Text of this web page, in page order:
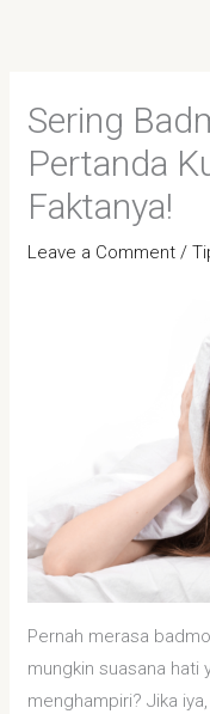
Sering
Pertanda
Faktanya!
Leave a Comment /
Pernah merasa
mungkin suasana hati
menghampiri? Jika